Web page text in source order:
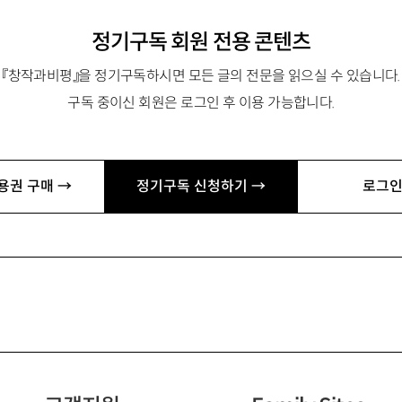
정기구독 회원 전용 콘텐츠
『창작과비평』을 정기구독하시면 모든 글의 전문을 읽으실 수 있습니다.
구독 중이신 회원은 로그인 후 이용 가능합니다.
권 구매 → 정기구독 신청하기 → 로그